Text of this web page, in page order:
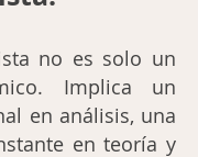
no es solo un
Implica un
en análisis, una
en teoría y